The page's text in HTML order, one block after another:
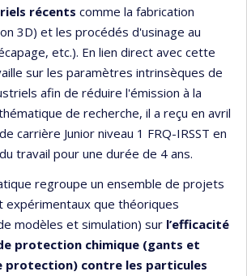
récents comme la fabrication
3D) et les procédés d'usinage au
etc.). En lien direct avec cette
sur les paramètres intrinsèques de
afin de réduire l'émission à la
de recherche, il a reçu en avril
carrière Junior niveau 1 FRQ-IRSST en
travail pour une durée de 4 ans.
regroupe un ensemble de projets
expérimentaux que théoriques
modèles et simulation) sur l’efficacité
protection chimique (gants et
protection) contre les particules